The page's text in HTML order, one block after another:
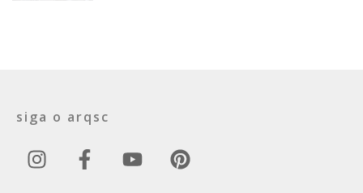
siga o arqsc